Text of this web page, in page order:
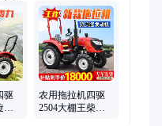
驱
耕
农用拖拉机四驱
2504大棚王柴油